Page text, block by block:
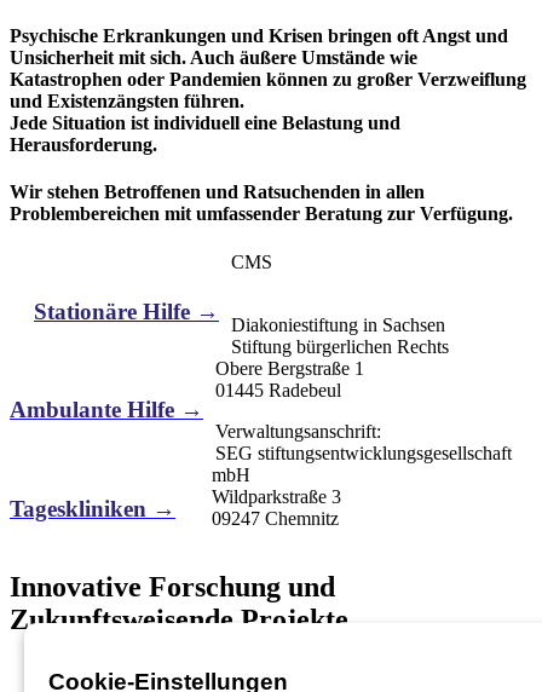
Psychische Erkrankungen und Krisen bringen oft Angst und
Unsicherheit mit sich. Auch äußere Umstände wie
Katastrophen oder Pandemien können zu großer Verzweiflung
und Existenzängsten führen.
Jede Situation ist individuell eine Belastung und
Herausforderung.
Wir stehen Betroffenen und Ratsuchenden in allen
Problembereichen mit umfassender Beratung zur Verfügung.
Stationäre Hilfe →
Ambulante Hilfe →
Tageskliniken →
Innovative Forschung und
Zukunftsweisende Projekte
CMS
Diakoniestiftung in Sachsen
Stiftung bürgerlichen Rechts
Obere Bergstraße 1
01445 Radebeul
Verwaltungsanschrift:
SEG stiftungsentwicklungsgesellschaft
mbH
Wildparkstraße 3
09247 Chemnitz
Cookie-Einstellungen